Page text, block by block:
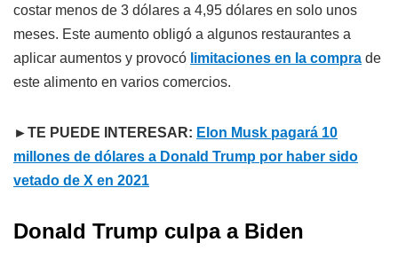
costar menos de 3 dólares a 4,95 dólares en solo unos
meses. Este aumento obligó a algunos restaurantes a
aplicar aumentos y provocó limitaciones en la compra de
este alimento en varios comercios.
►TE PUEDE INTERESAR: Elon Musk pagará 10
millones de dólares a Donald Trump por haber sido
vetado de X en 2021
Donald Trump culpa a Biden